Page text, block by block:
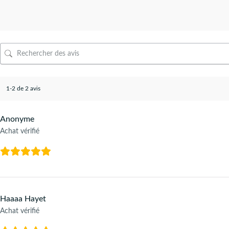
1-2 de 2 avis
Anonyme
Achat vérifié
Haaaa Hayet
Achat vérifié